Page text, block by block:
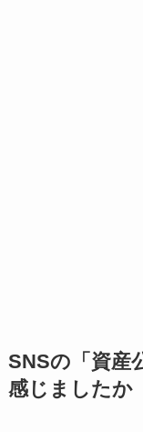
SNSの「資産
感じましたか